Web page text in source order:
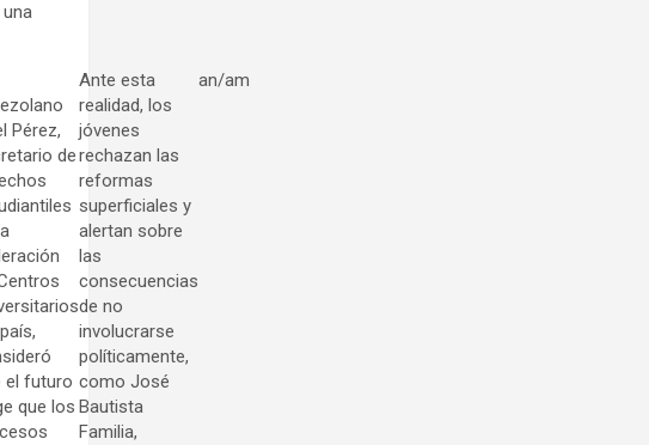
Pérez,
de
el futuro
que los
Ante esta
realidad, los
jóvenes
rechazan las
reformas
superficiales y
alertan sobre
las
consecuencias
de no
involucrarse
políticamente,
como José
Bautista
Familia,
an/am